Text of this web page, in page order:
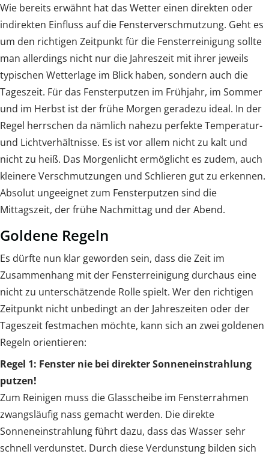
Wie bereits erwähnt hat das Wetter einen direkten oder
indirekten Einfluss auf die Fensterverschmutzung. Geht es
um den richtigen Zeitpunkt für die Fensterreinigung sollte
man allerdings nicht nur die Jahreszeit mit ihrer jeweils
typischen Wetterlage im Blick haben, sondern auch die
Tageszeit. Für das Fensterputzen im Frühjahr, im Sommer
und im Herbst ist der frühe Morgen geradezu ideal. In der
Regel herrschen da nämlich nahezu perfekte Temperatur-
und Lichtverhältnisse. Es ist vor allem nicht zu kalt und
nicht zu heiß. Das Morgenlicht ermöglicht es zudem, auch
kleinere Verschmutzungen und Schlieren gut zu erkennen.
Absolut ungeeignet zum Fensterputzen sind die
Mittagszeit, der frühe Nachmittag und der Abend.
Goldene Regeln
Es dürfte nun klar geworden sein, dass die Zeit im
Zusammenhang mit der Fensterreinigung durchaus eine
nicht zu unterschätzende Rolle spielt. Wer den richtigen
Zeitpunkt nicht unbedingt an der Jahreszeiten oder der
Tageszeit festmachen möchte, kann sich an zwei goldenen
Regeln orientieren:
Regel 1: Fenster nie bei direkter Sonneneinstrahlung
putzen!
Zum Reinigen muss die Glasscheibe im Fensterrahmen
zwangsläufig nass gemacht werden. Die direkte
Sonneneinstrahlung führt dazu, dass das Wasser sehr
schnell verdunstet. Durch diese Verdunstung bilden sich